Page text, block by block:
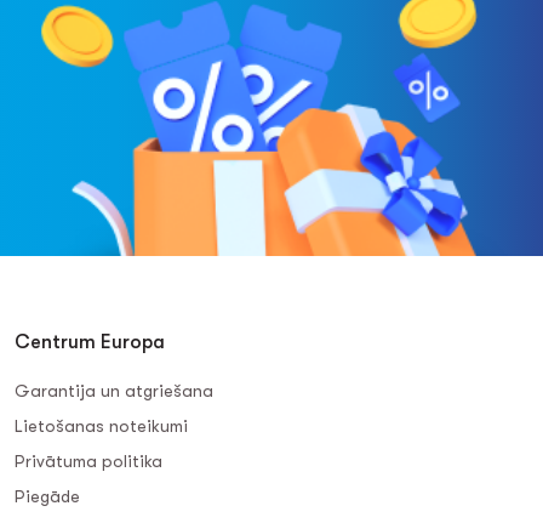
Centrum Europa
Garantija un atgriešana
Lietošanas noteikumi
Privātuma politika
Piegāde